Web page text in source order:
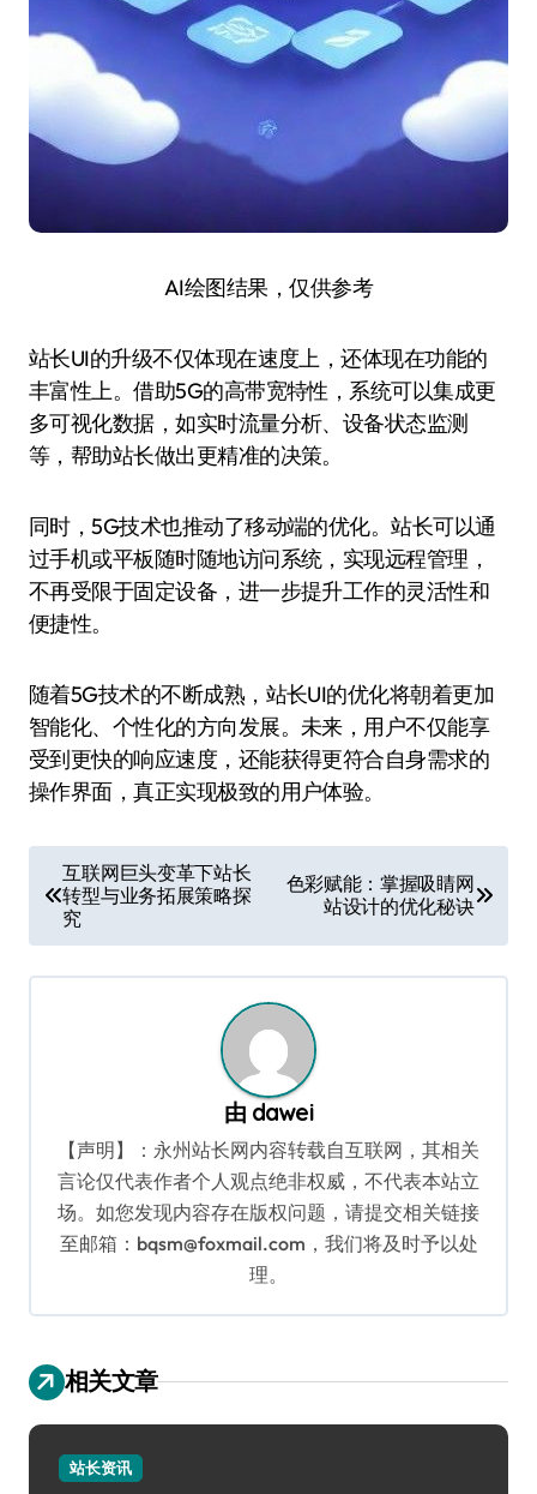
AI绘图结果，仅供参考
站长UI的升级不仅体现在速度上，还体现在功能的
丰富性上。借助5G的高带宽特性，系统可以集成更
多可视化数据，如实时流量分析、设备状态监测
等，帮助站长做出更精准的决策。
同时，5G技术也推动了移动端的优化。站长可以通
过手机或平板随时随地访问系统，实现远程管理，
不再受限于固定设备，进一步提升工作的灵活性和
便捷性。
随着5G技术的不断成熟，站长UI的优化将朝着更加
智能化、个性化的方向发展。未来，用户不仅能享
受到更快的响应速度，还能获得更符合自身需求的
操作界面，真正实现极致的用户体验。
章
导
航
互联网巨头变革下站长
转型与业务拓展策略探
究
色彩赋能：掌握吸睛网
站设计的优化秘诀
由 dawei
【声明】：永州站长网内容转载自互联网，其相关
言论仅代表作者个人观点绝非权威，不代表本站立
场。如您发现内容存在版权问题，请提交相关链接
至邮箱：bqsm@foxmail.com，我们将及时予以处
理。
相关文章
站长资讯